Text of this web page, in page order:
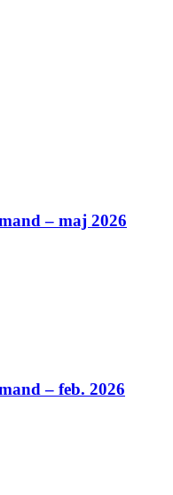
– maj 2026
– feb. 2026